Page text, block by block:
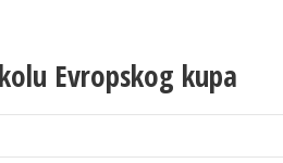
Evropskog kupa